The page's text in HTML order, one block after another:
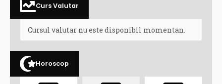
Curs Valutar
Cursul valutar nu este disponibil momentan.
Horoscop